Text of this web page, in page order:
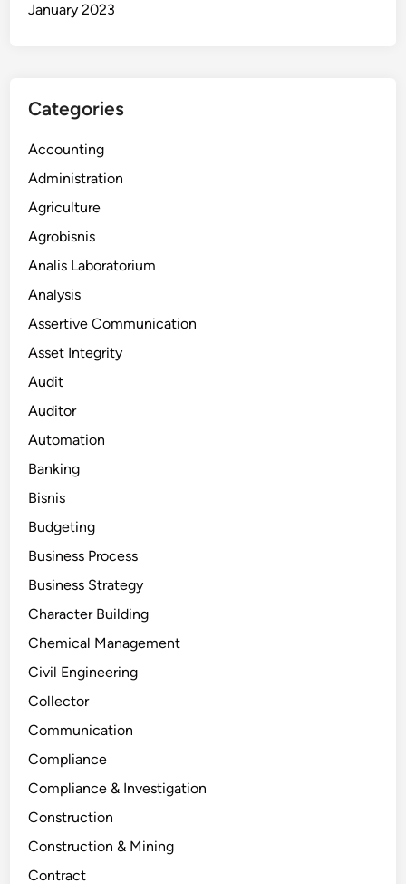
January 2023
Categories
Accounting
Administration
Agriculture
Agrobisnis
Analis Laboratorium
Analysis
Assertive Communication
Asset Integrity
Audit
Auditor
Automation
Banking
Bisnis
Budgeting
Business Process
Business Strategy
Character Building
Chemical Management
Civil Engineering
Collector
Communication
Compliance
Compliance & Investigation
Construction
Construction & Mining
Contract